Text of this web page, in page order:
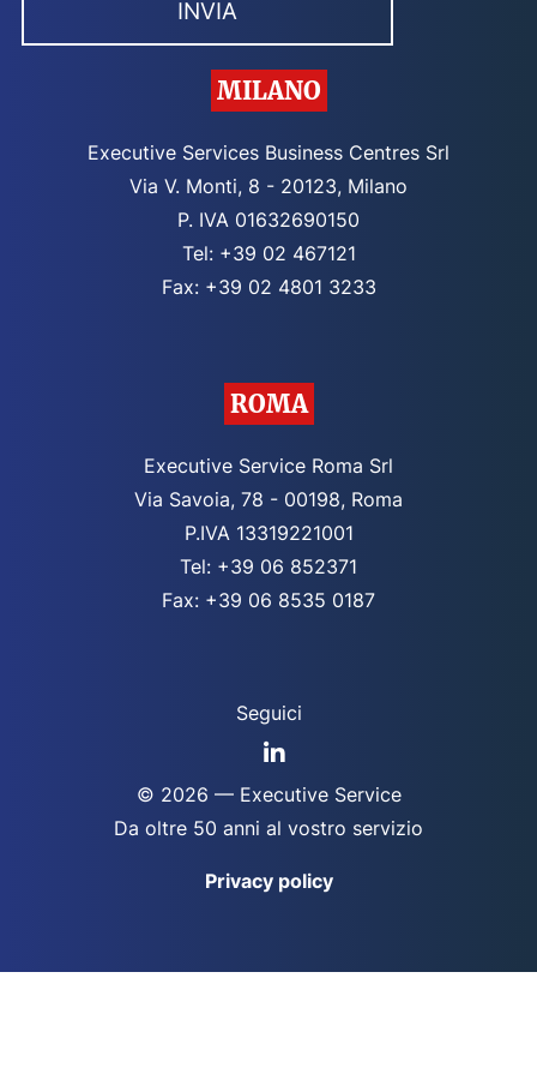
MILANO
Executive Services Business Centres Srl
Via V. Monti, 8 - 20123, Milano
P. IVA 01632690150
Tel: +39 02 467121
Fax: +39 02 4801 3233
ROMA
Executive Service Roma Srl
Via Savoia, 78 - 00198, Roma
P.IVA 13319221001
Tel: +39 06 852371
Fax: +39 06 8535 0187
Seguici
© 2026 — Executive Service
Da oltre 50 anni al vostro servizio
Privacy policy